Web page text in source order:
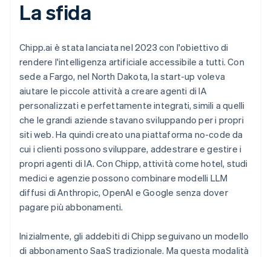
La sfida
Chipp.ai è stata lanciata nel 2023 con l'obiettivo di
rendere l'intelligenza artificiale accessibile a tutti. Con
sede a Fargo, nel North Dakota, la start-up voleva
aiutare le piccole attività a creare agenti di IA
personalizzati e perfettamente integrati, simili a quelli
che le grandi aziende stavano sviluppando per i propri
siti web. Ha quindi creato una piattaforma no-code da
cui i clienti possono sviluppare, addestrare e gestire i
propri agenti di IA. Con Chipp, attività come hotel, studi
medici e agenzie possono combinare modelli LLM
diffusi di Anthropic, OpenAI e Google senza dover
pagare più abbonamenti.
Inizialmente, gli addebiti di Chipp seguivano un modello
di abbonamento SaaS tradizionale. Ma questa modalità